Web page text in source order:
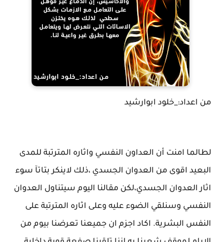
من اعداد:_خلود ابوارشيد
لطالما امنت أن العداون النفسي واثاره المترتبة للمدى
البعيد اقوى من العدوان الجسدي ،ذلك لاينكر بتاتآ سوء
اثار العدوان الجسدي،لكن مقالنا اليوم سيتناول العدوان
النفسي وسنلقي الضوء عليه وعلى اثاره المترتبة على
النفس البشرية. اكاد اجزم ان جميعنا تعرضنا بيوم من